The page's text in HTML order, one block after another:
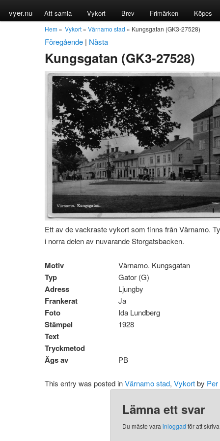
vyer.nu Att samla Vykort Brev Frimärken Köpes
Hem » Vykort » Värnamo stad » Kungsgatan (GK3-27528)
Föregående | Nästa
Kungsgatan (GK3-27528)
Ett av de vackraste vykort som finns från Värnamo.
i norra delen av nuvarande Storgatsbacken.
Motiv Värnamo. Kungsgatan
Typ Gator (G)
Adress Ljungby
Frankerat Ja
Foto Ida Lundberg
Stämpel 1928
Text
Tryckmetod
Ägs av
PB
This entry was posted inVärnamo stad, Vykortby
Lämna ett svar
Du måste varainloggad för att